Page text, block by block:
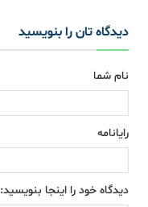
دیدگاه تان را بنویسید
نام شما
رایانامه
دیدگاه خود را اینجا بنویسید: